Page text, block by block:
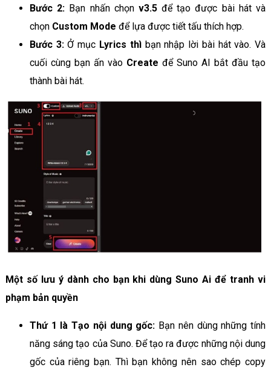
Bước 2: Bạn nhấn chọn v3.5để tạo được bài hát và
chọn Custom Mode để lựa được tiết tấu thích hợp.
Bước 3:Ở mục Lyrics thìbạn nhập lời bài hát vào. Và
cuối cùng bạn ấn vào Create để Suno AI bắt đầu tạo
thành bài hát.
Một số lưu ý dành cho bạn khi dùng Suno Ai để tranh vi
phạm bản quyền
Thứ 1 là Tạo nội dung gốc: Bạn nên dùng những tính
năng sáng tạo của Suno. Để tạo ra được những nội dung
gốc của riêng bạn. Thì bạn không nên sao chép copy